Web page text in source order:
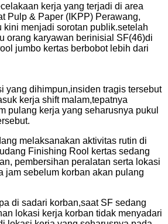
kerja yang terjadi di area
Pulp & Paper (IKPP) Perawang,
kini menjadi sorotan publik.setelah
orang karyawan berinisial SF(46)di
jumbo kertas berbobot lebih dari
yang dihimpun,insiden tragis tersebut
kerja shift malam,tepatnya
pulang kerja yang seharusnya pukul
melaksanakan aktivitas rutin di
Finishing Rool kertas sedang
pembersihan peralatan serta lokasi
jam sebelum korban akan pulang
di sadari korban,saat SF sedang
lokasi kerja korban tidak menyadari